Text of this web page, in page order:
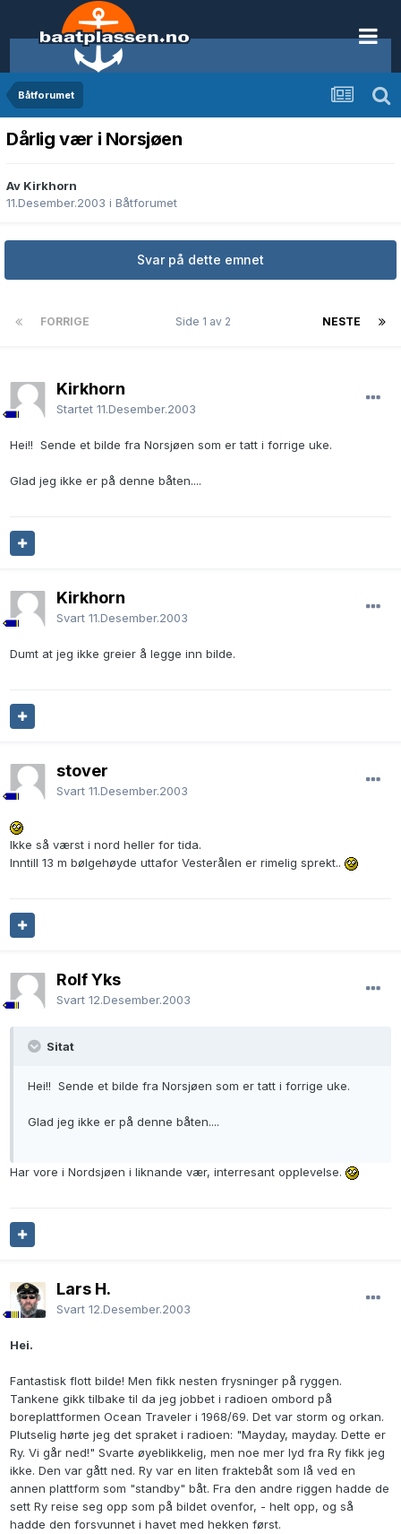
Båtforumet
Dårlig vær i Norsjøen
Av Kirkhorn
11.Desember.2003 i Båtforumet
Svar på dette emnet
FORRIGE NESTE
Side 1 av 2
Kirkhorn
Startet 11.Desember.2003
Hei!! Sende et bilde fra Norsjøen som er tatt i forrige uke.
Glad jeg ikke er på denne båten....
Kirkhorn
Svart 11.Desember.2003
Dumt at jeg ikke greier å legge inn bilde.
stover
Svart 11.Desember.2003
Ikke så værst i nord heller for tida.
Inntill 13 m bølgehøyde uttafor Vesterålen er rimelig sprekt..
Rolf Yks
Svart 12.Desember.2003
Sitat
Hei!! Sende et bilde fra Norsjøen som er tatt i forrige uke.
Glad jeg ikke er på denne båten....
Har vore i Nordsjøen i liknande vær, interresant opplevelse.
Lars H.
Svart 12.Desember.2003
Hei.
Fantastisk flott bilde! Men fikk nesten frysninger på ryggen.
Tankene gikk tilbake til da jeg jobbet i radioen ombord på
boreplattformen Ocean Traveler i 1968/69. Det var storm og orkan.
Plutselig hørte jeg det spraket i radioen: "Mayday, mayday. Dette er
Ry. Vi går ned!" Svarte øyeblikkelig, men noe mer lyd fra Ry fikk jeg
ikke. Den var gått ned. Ry var en liten fraktebåt som lå ved en
annen plattform som "standby" båt. Fra den andre riggen hadde de
sett Ry reise seg opp som på bildet ovenfor, - helt opp, og så
hadde den forsvunnet i havet med hekken først.